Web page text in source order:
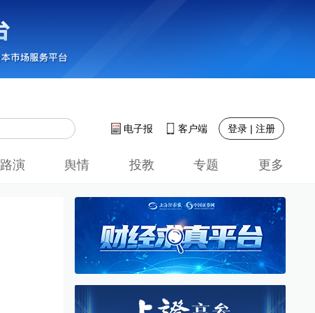
电子报 客户端 登录 | 注册
路演 舆情 投教 专题 更多